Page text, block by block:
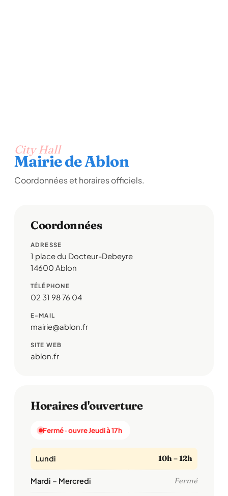
City Hall
Mairie de Ablon
Coordonnées et horaires officiels.
Coordonnées
ADRESSE
1 place du Docteur-Debeyre
14600 Ablon
TÉLÉPHONE
02 31 98 76 04
E-MAIL
mairie@ablon.fr
SITE WEB
ablon.fr
Horaires d'ouverture
Fermé · ouvre Jeudi à 17h
Lundi 10h – 12h
Mardi – Mercredi Fermé